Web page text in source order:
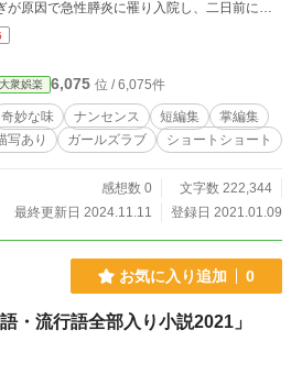
が原因で急性膵炎に罹り入院し、二日前に退
酒を渡した。母は酒を飲み、タンドリーチキ
みだし……（「母への思い」）。 私は闇市
では買えない非合法なものがたくさん売られ
福袋』だった……（「人間福袋」）。 私の家
噂の森があった。おどろおどろしい雰囲気が
じゃない森だった……（「ジグソーパズル」）
たショートショート集です。 ジャンルはホ
ば幸いです。小説家になろうやカクヨム、ノ
ちょっとえっちな描写や残酷描写があるので
大衆娯楽 6,075 位 / 6,075件
奇妙な味 ナンセンス 短編集
掌編集
写あり ガールズラブ ショートショート
感想数 0
文字数 222,344
最終更新日 2024.11.11
登録日 2021.01.09
お気に入り追加 0
・流行語全部入り小説2021」